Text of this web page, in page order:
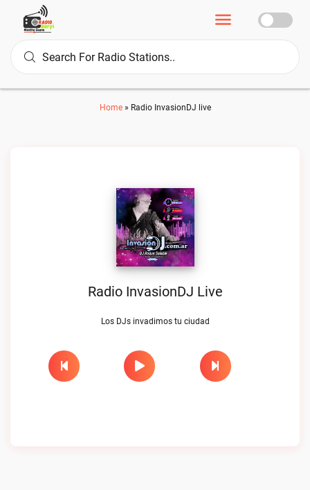
Home» Radio InvasionDJ live
Radio InvasionDJ Live
Los DJs invadimos tu ciudad